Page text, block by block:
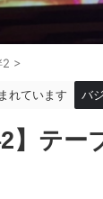
2 >
れています バ
】テ